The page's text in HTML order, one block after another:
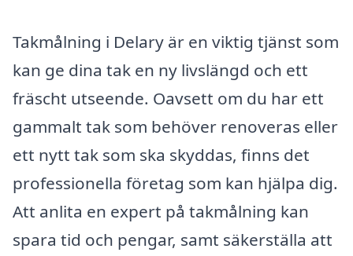
Takmålning i Delary är en viktig tjänst som
kan ge dina tak en ny livslängd och ett
fräscht utseende. Oavsett om du har ett
gammalt tak som behöver renoveras eller
ett nytt tak som ska skyddas, finns det
professionella företag som kan hjälpa dig.
Att anlita en expert på takmålning kan
spara tid och pengar, samt säkerställa att